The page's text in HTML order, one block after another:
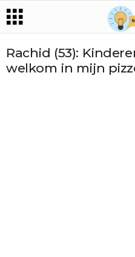
Rachid (53):
welkom in mijn